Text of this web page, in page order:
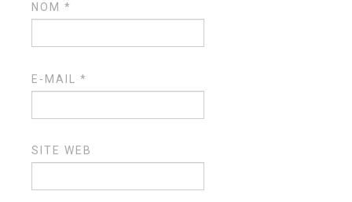
NOM*
E-MAIL*
SITE WEB